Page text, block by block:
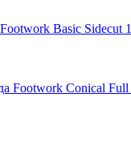
Basic Sidecut